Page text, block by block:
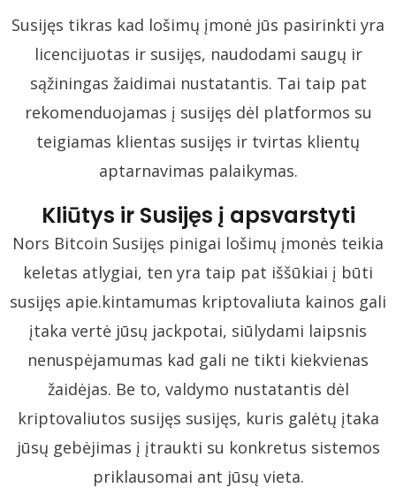
Susijęs tikras kad lošimų įmonė jūs pasirinkti yra
licencijuotas ir susijęs, naudodami saugų ir
sąžiningas žaidimai nustatantis. Tai taip pat
rekomenduojamas į susijęs dėl platformos su
teigiamas klientas susijęs ir tvirtas klientų
aptarnavimas palaikymas.
Kliūtys ir Susijęs į apsvarstyti
Nors Bitcoin Susijęs pinigai lošimų įmonės teikia
keletas atlygiai, ten yra taip pat iššūkiai į būti
susijęs apie.kintamumas kriptovaliuta kainos gali
įtaka vertė jūsų jackpotai, siūlydami laipsnis
nenuspėjamumas kad gali ne tikti kiekvienas
žaidėjas. Be to, valdymo nustatantis dėl
kriptovaliutos susijęs susijęs, kuris galėtų įtaka
jūsų gebėjimas į įtraukti su konkretus sistemos
priklausomai ant jūsų vieta.